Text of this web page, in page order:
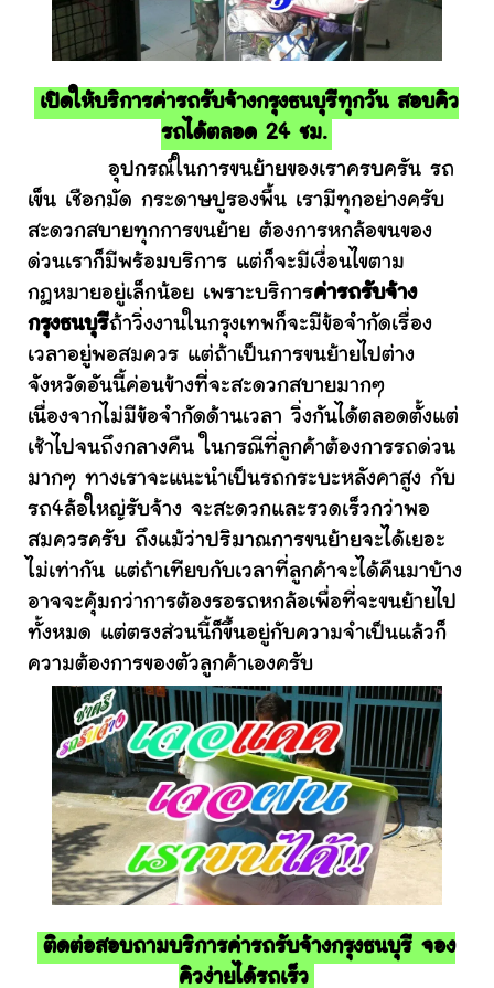
เปิดให้บริการค่ารถรับจ้างกรุงธนบุรีทุกวัน สอบคิว
รถได้ตลอด 24 ชม.
อุปกรณ์ในการขนย้ายของเราครบครัน รถ
เข็น เชือกมัด กระดาษปูรองพื้น เรามีทุกอย่างครับ
สะดวกสบายทุกการขนย้าย ต้องการหกล้อขนของ
ด่วนเราก็มีพร้อมบริการ แต่ก็จะมีเงื่อนไขตาม
กฎหมายอยู่เล็กน้อย เพราะบริการค่ารถรับจ้าง
กรุงธนบุรีถ้าวิ่งงานในกรุงเทพก็จะมีข้อจำกัดเรื่อง
เวลาอยู่พอสมควร แต่ถ้าเป็นการขนย้ายไปต่าง
จังหวัดอันนี้ค่อนข้างที่จะสะดวกสบายมากๆ
เนื่องจากไม่มีข้อจำกัดด้านเวลา วิ่งกันได้ตลอดตั้งแต่
เช้าไปจนถึงกลางคืน ในกรณีที่ลูกค้าต้องการรถด่วน
มากๆ ทางเราจะแนะนำเป็นรถกระบะหลังคาสูง กับ
รถ4ล้อใหญ่รับจ้าง จะสะดวกและรวดเร็วกว่าพอ
สมควรครับ ถึงแม้ว่าปริมาณการขนย้ายจะได้เยอะ
ไม่เท่ากัน แต่ถ้าเทียบกับเวลาที่ลูกค้าจะได้คืนมาบ้าง
อาจจะคุ้มกว่าการต้องรอรถหกล้อเพื่อที่จะขนย้ายไป
ทั้งหมด แต่ตรงส่วนนี้ก็ขึ้นอยู่กับความจำเป็นแล้วก็
ความต้องการของตัวลูกค้าเองครับ
ติดต่อสอบถามบริการค่ารถรับจ้างกรุงธนบุรี จอง
คิวง่ายได้รถเร็ว